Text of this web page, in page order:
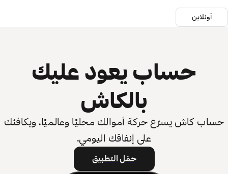
أونلاين
حساب يعود عليك
بالكاش
حساب كاش يسرّع حركة أموالك محليًا وعالميًا، ويكافئك
على إنفاقك اليومي.
حمّل التطبيق